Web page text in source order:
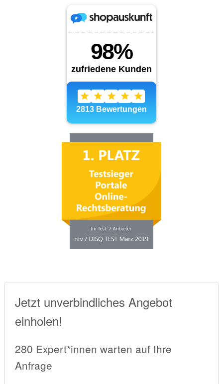
Jetzt unverbindliches Angebot
einholen!
280 Expert*innen warten auf Ihre
Anfrage